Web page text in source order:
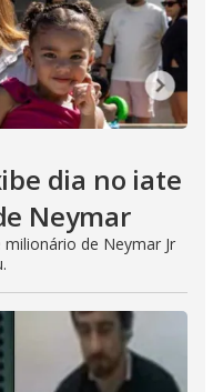
dia no iate
Neymar
de Neymar Jr